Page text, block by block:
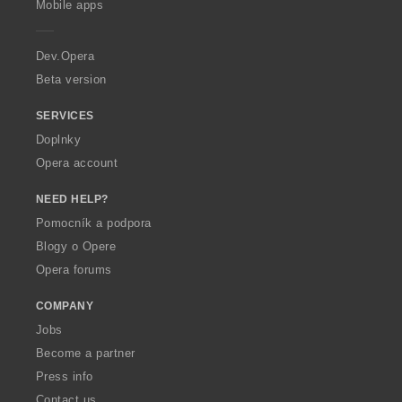
a
Mobile apps
Dev.Opera
Beta version
SERVICES
Doplnky
Opera account
NEED HELP?
Pomocník a podpora
Blogy o Opere
Opera forums
COMPANY
Jobs
Become a partner
Press info